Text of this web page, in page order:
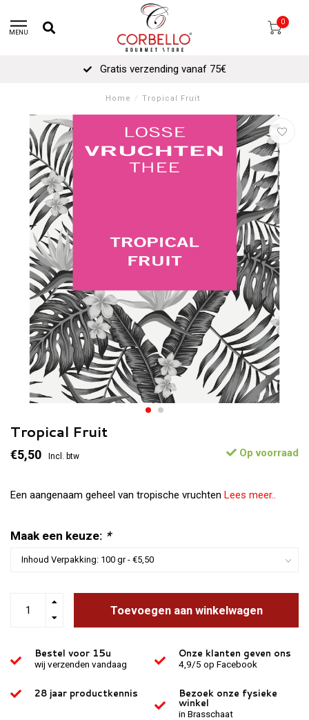
MENU
0
Gratis verzending vanaf 75€
Home / Tropical Fruit
Tropical Fruit
€5,50 Incl. btw Op voorraad
Een aangenaam geheel van tropische vruchten Lees meer..
Maak een keuze: *
Toevoegen aan winkelwagen
Bestel voor 15u
wij verzenden vandaag
Onze klanten geven ons
4,9/5 op Facebook
28 jaar productkennis Bezoek onze fysieke
winkel
in Brasschaat